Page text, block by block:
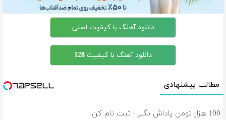
دانلود آهنگ با کیفیت اصلی
دانلود آهنگ با کیفیت 128
مطالب پیشنهادی
100 هزار تومن پاداش بگیر | ثبت نام کن